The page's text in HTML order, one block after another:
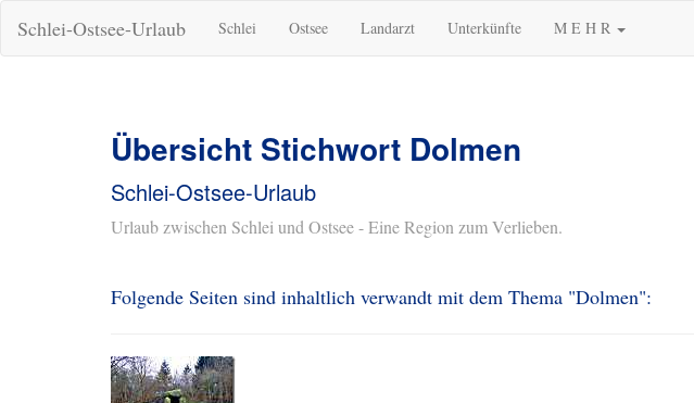
Schlei-Ostsee-Urlaub Schlei Ostsee Landarzt Unterkünfte M E H R
Übersicht Stichwort Dolmen
Schlei-Ostsee-Urlaub
Urlaub zwischen Schlei und Ostsee - Eine Region zum Verlieben.
Folgende Seiten sind inhaltlich verwandt mit dem Thema "Dolmen":